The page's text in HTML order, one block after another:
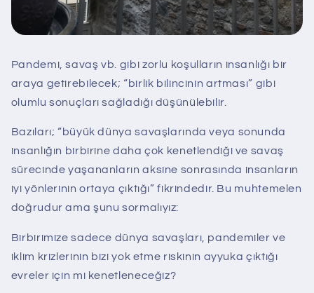
Pandemi, savaş vb. gibi zorlu koşulların insanlığı bir
araya getirebilecek; “birlik bilincinin artması” gibi
olumlu sonuçları sağladığı düşünülebilir.
Bazıları; “büyük dünya savaşlarında veya sonunda
insanlığın birbirine daha çok kenetlendiği ve savaş
sürecinde yaşananların aksine sonrasında insanların
iyi yönlerinin ortaya çıktığı” fikrindedir. Bu muhtemelen
doğrudur ama şunu sormalıyız:
Birbirimize sadece dünya savaşları, pandemiler ve
iklim krizlerinin bizi yok etme riskinin ayyuka çıktığı
evreler için mi kenetleneceğiz?